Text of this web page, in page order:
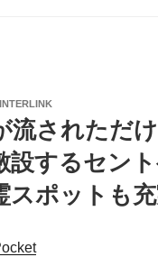
流されただ
設するセン
スポットも